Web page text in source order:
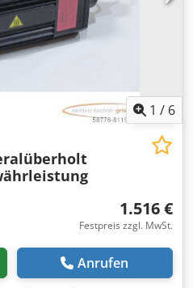
1 / 6
1.516 €
Festpreis zzgl. MwSt.
Anrufen